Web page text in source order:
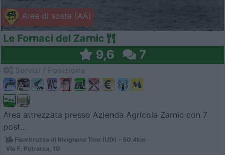
Area di sosta (AA)
Le Fornaci del Zarnic
9,6 7
Area attrezzata presso Azienda Agricola Zarnic con 7
post...
Flambruzzo di Rivignano Teor (UD) - 50.4km
Via F. Petrarca, 10